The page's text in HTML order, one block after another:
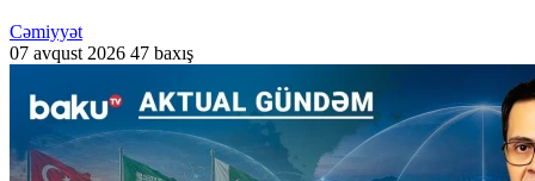
Cəmiyyət
07 avqust 2026 47 baxış